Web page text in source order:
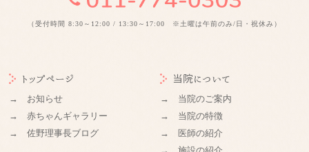
（受付時間 8:30～12:00 / 13:30～17:00 ※土曜は午前のみ/日・祝休み）
トップページ
→ お知らせ
→ 赤ちゃんギャラリー
→ 佐野理事長ブログ
当院について
→ 当院のご案内
→ 当院の特徴
→ 医師の紹介